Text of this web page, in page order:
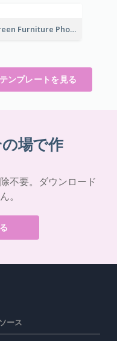
Green Furniture Photo Furniture Sale Instagram Post
ンプレートを見る
場で作
不要。ダウンロード
。
ース